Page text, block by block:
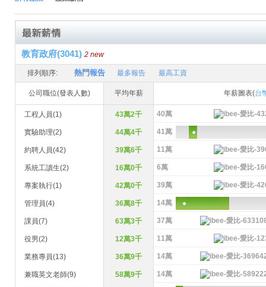
教育政府(3041) 2 new
排列順序: 熱門報告 最多報告 最高工資
公司職位(發表人數) 平均年薪 年薪圖表(台
工程人員(1) 43萬2千 40萬
實驗助理(2) 44萬4千 41萬
約聘人員(42) 39萬6千 11萬
系統工讀生(2) 16萬0千 6萬
專案執行(1) 42萬0千 39萬
管理員(4) 36萬8千 14萬
課員(7) 63萬3千 37萬
役男(2) 12萬3千 11萬
業務專員(13) 36萬9千 14萬
兼職英文老師(9) 58萬9千 14萬